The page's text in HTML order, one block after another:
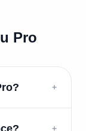
Pro
+
+